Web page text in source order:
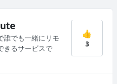
誰でも一緒にリモ
きるサービスで
👍
3